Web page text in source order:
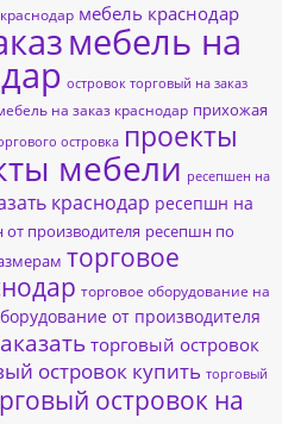
мебель краснодар
мебель на
островок торговый на заказ
на заказ краснодар прихожая
островка проекты
мебели ресепшен на
краснодар ресепшн на
производителя ресепшн по
торговое
торговое оборудование на
от производителя
торговый островок
островок купить торговый
островок на